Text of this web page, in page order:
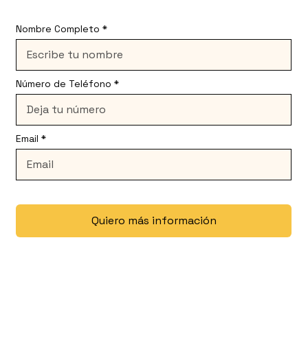
Nombre Completo
Número de Teléfono
Email
Quiero más información